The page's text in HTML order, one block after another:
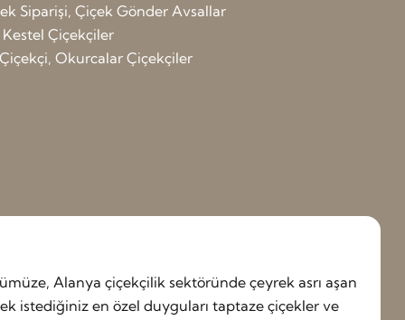
Siparişi, Çiçek Gönder Avsallar
Çiçekçiler
Okurcalar Çiçekçiler
Alanya çiçekçilik sektöründe çeyrek asrı aşan
istediğiniz en özel duyguları taptaze çiçekler ve